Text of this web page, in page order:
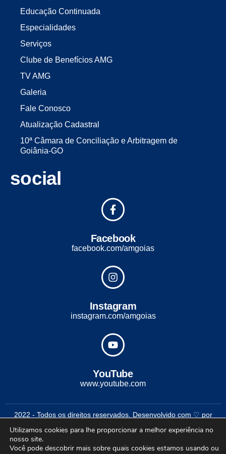
Educação Continuada
Especialidades
Serviços
Clube de Benefícios AMG
TV AMG
Galeria
Fale Conosco
Atualização Cadastral
10ª Câmara de Conciliação e Arbitragem de
Goiânia-GO
social
Facebook
facebook.com/amgoias
Instagram
instagram.com/amgoias
YouTube
www.youtube.com
2022 - Todos os direitos reservados. Desenvolvido com ♡ por
Utilizamos cookies para lhe proporcionar a melhor experiência no
nosso site.
Você pode descobrir mais sobre quais cookies estamos usando ou